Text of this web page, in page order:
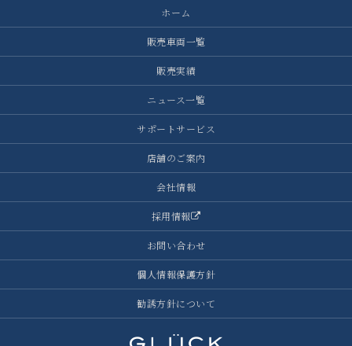
ホーム
販売車両一覧
販売実績
ニュース一覧
サポートサービス
店舗のご案内
会社情報
採用情報
お問い合わせ
個人情報保護方針
勧誘方針について